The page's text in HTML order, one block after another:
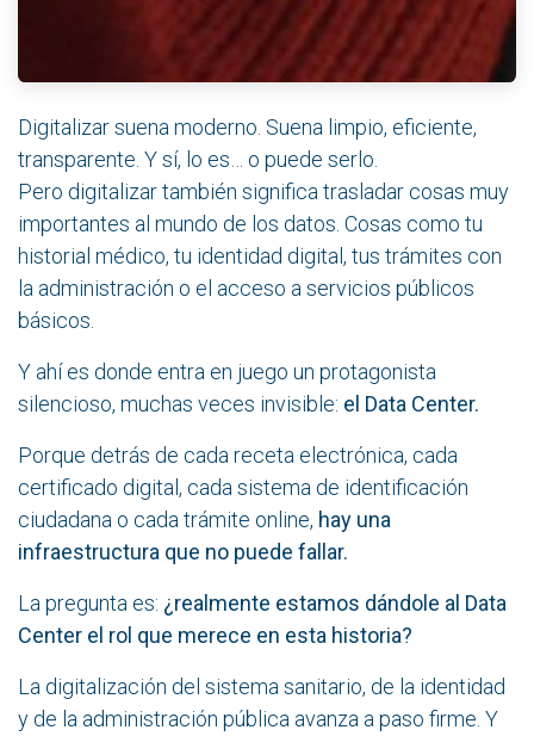
Digitalizar suena moderno. Suena limpio, eficiente,
transparente. Y sí, lo es… o puede serlo.
Pero digitalizar también significa trasladar cosas muy
importantes al mundo de los datos. Cosas como tu
historial médico, tu identidad digital, tus trámites con
la administración o el acceso a servicios públicos
básicos.
Y ahí es donde entra en juego un protagonista
silencioso, muchas veces invisible: el Data Center.
Porque detrás de cada receta electrónica, cada
certificado digital, cada sistema de identificación
ciudadana o cada trámite online, hay una
infraestructura que no puede fallar.
La pregunta es: ¿realmente estamos dándole al Data
Center el rol que merece en esta historia?
La digitalización del sistema sanitario, de la identidad
y de la administración pública avanza a paso firme. Y